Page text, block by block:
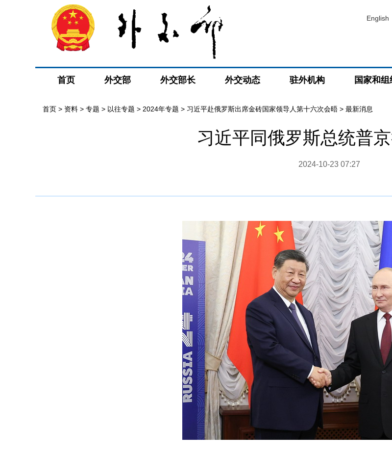
English
首页 外交部 外交部长 外交动态 驻外机构 国家和组
首页 > 资料 > 专题 > 以往专题 > 2024年专题 > 习近平赴俄罗斯出席金砖国家领导人第十六次会晤 > 最新消息
习近平同俄罗斯总统普
2024-10-23 07:27